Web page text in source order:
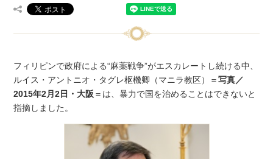
フィリピンで政府による“麻薬戦争”がエスカレートし続ける中、
ルイス・アントニオ・タグレ枢機卿（マニラ教区）＝写真／
2015年2月2日・大阪 ＝は、暴力で国を治めることはできないと
指摘しました。